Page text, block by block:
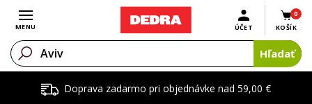
Doprava zadarmo pri objednávke nad 59,00 €
Otvoriť menu
MENU
0
KOŠÍK
ÚČET
Hľadať